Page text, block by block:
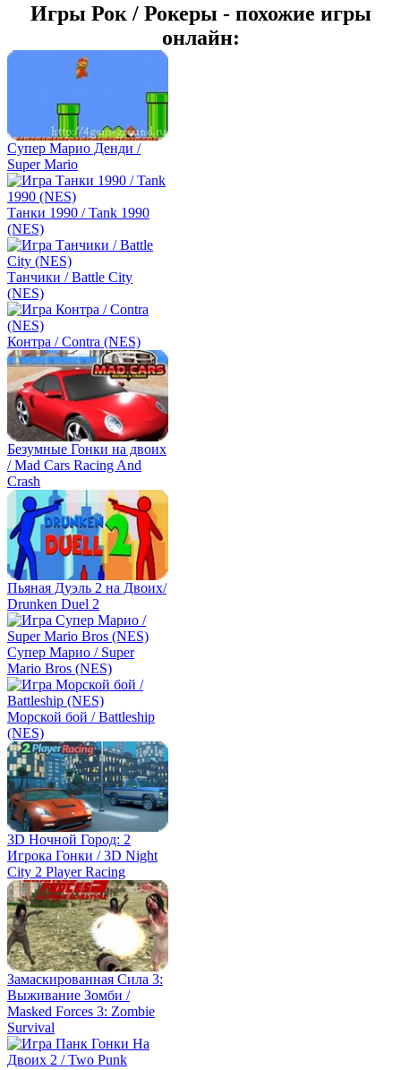
Игры Рок / Рокеры - похожие игры
онлайн:
Супер Марио Денди /
Super Mario
Танки 1990 / Tank 1990
(NES)
Танчики / Battle City
(NES)
Контра / Contra (NES)
Безумные Гонки на двоих
/ Mad Cars Racing And
Crash
Пьяная Дуэль 2 на Двоих/
Drunken Duel 2
Супер Марио / Super
Mario Bros (NES)
Морской бой / Battleship
(NES)
3D Ночной Город: 2
Игрока Гонки / 3D Night
City 2 Player Racing
Замаскированная Сила 3:
Выживание Зомби /
Masked Forces 3: Zombie
Survival